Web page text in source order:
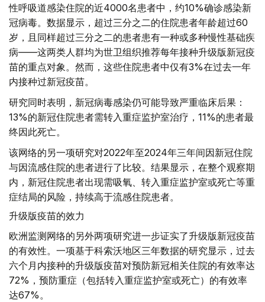
性呼吸道感染住院的近4000名患者中，约10%确诊感染新
冠病毒。数据显示，超过三分之二的住院患者年龄超过60
岁，且同样超过三分之二的患者患有一种或多种慢性基础疾
病——这两类人群均为世卫组织推荐每年接种升级版新冠疫
苗的重点对象。然而，这些住院患者中仅有3%在过去一年
内接种过新冠疫苗。
研究同时表明，新冠病毒感染仍可能导致严重临床后果：
13%的新冠住院患者需转入重症监护室治疗，11%的患者最
终因此死亡。
该网络的另一项研究对2022年至2024年三年间因新冠住院
与因流感住院的患者进行了比较。结果显示，在整个观察期
内，新冠住院患者出现需吸氧、转入重症监护室或死亡等重
症结局的风险，持续高于流感住院患者。
升级版疫苗的效力
欧洲监测网络的另外两项研究进一步证实了升级版新冠疫苗
的有效性。一项基于科索沃地区三年数据的研究显示，过去
六个月内接种的升级版疫苗对预防新冠相关住院的有效率达
72%，预防重症（包括转入重症监护室或死亡）的有效率
达67%。